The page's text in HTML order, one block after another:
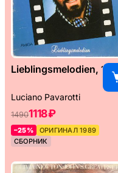
Lieblingsmelodien, 1989
Luciano Pavarotti
14901118 ₽
–25%
ОРИГИНАЛ 1989
СБОРНИК